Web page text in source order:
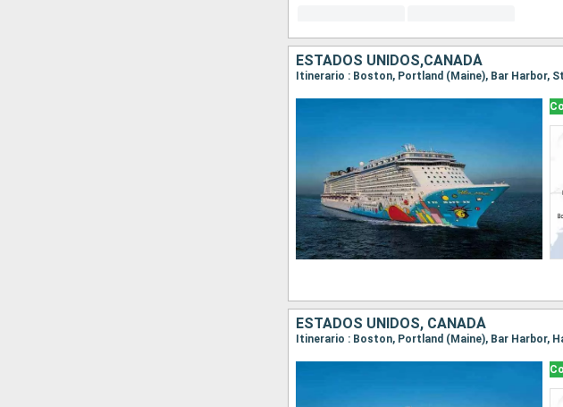
ESTADOS UNIDOS,CANADÁ
Itinerario : Boston, Portland (Maine), Bar Harbor,
ESTADOS UNIDOS, CANADÁ
Itinerario : Boston, Portland (Maine), Bar Harbor,